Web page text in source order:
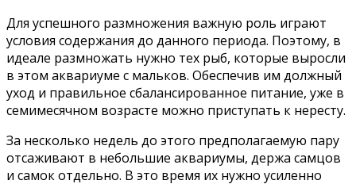
Для успешного размножения важную роль играют
условия содержания до данного периода. Поэтому, в
идеале размножать нужно тех рыб, которые выросли
в этом аквариуме с мальков. Обеспечив им должный
уход и правильное сбалансированное питание, уже в
семимесячном возрасте можно приступать к нересту.
За несколько недель до этого предполагаемую пару
отсаживают в небольшие аквариумы, держа самцов
и самок отдельно. В это время их нужно усиленно